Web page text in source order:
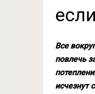
Все
повлечь
исчезнут